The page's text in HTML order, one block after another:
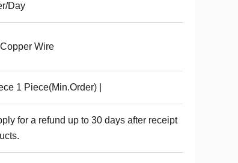
Day
Wire
1 Piece(Min.Order) |
for a refund up to 30 days after receipt